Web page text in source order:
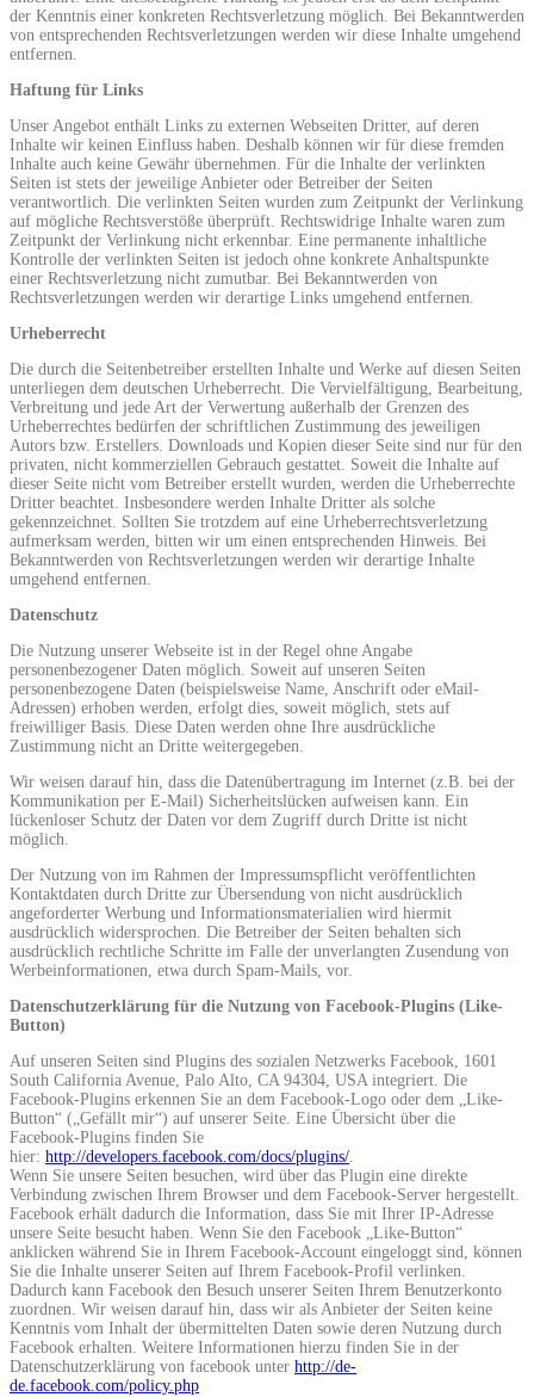
der Kenntnis einer konkreten Rechtsverletzung möglich. Bei Bekanntwerden
von entsprechenden Rechtsverletzungen werden wir diese Inhalte umgehend
entfernen.
Haftung für Links
Unser Angebot enthält Links zu externen Webseiten Dritter, auf deren
Inhalte wir keinen Einfluss haben. Deshalb können wir für diese fremden
Inhalte auch keine Gewähr übernehmen. Für die Inhalte der verlinkten
Seiten ist stets der jeweilige Anbieter oder Betreiber der Seiten
verantwortlich. Die verlinkten Seiten wurden zum Zeitpunkt der Verlinkung
auf mögliche Rechtsverstöße überprüft. Rechtswidrige Inhalte waren zum
Zeitpunkt der Verlinkung nicht erkennbar. Eine permanente inhaltliche
Kontrolle der verlinkten Seiten ist jedoch ohne konkrete Anhaltspunkte
einer Rechtsverletzung nicht zumutbar. Bei Bekanntwerden von
Rechtsverletzungen werden wir derartige Links umgehend entfernen.
Urheberrecht
Die durch die Seitenbetreiber erstellten Inhalte und Werke auf diesen Seiten
unterliegen dem deutschen Urheberrecht. Die Vervielfältigung, Bearbeitung,
Verbreitung und jede Art der Verwertung außerhalb der Grenzen des
Urheberrechtes bedürfen der schriftlichen Zustimmung des jeweiligen
Autors bzw. Erstellers. Downloads und Kopien dieser Seite sind nur für den
privaten, nicht kommerziellen Gebrauch gestattet. Soweit die Inhalte auf
dieser Seite nicht vom Betreiber erstellt wurden, werden die Urheberrechte
Dritter beachtet. Insbesondere werden Inhalte Dritter als solche
gekennzeichnet. Sollten Sie trotzdem auf eine Urheberrechtsverletzung
aufmerksam werden, bitten wir um einen entsprechenden Hinweis. Bei
Bekanntwerden von Rechtsverletzungen werden wir derartige Inhalte
umgehend entfernen.
Datenschutz
Die Nutzung unserer Webseite ist in der Regel ohne Angabe
personenbezogener Daten möglich. Soweit auf unseren Seiten
personenbezogene Daten (beispielsweise Name, Anschrift oder eMail-
Adressen) erhoben werden, erfolgt dies, soweit möglich, stets auf
freiwilliger Basis. Diese Daten werden ohne Ihre ausdrückliche
Zustimmung nicht an Dritte weitergegeben.
Wir weisen darauf hin, dass die Datenübertragung im Internet (z.B. bei der
Kommunikation per E-Mail) Sicherheitslücken aufweisen kann. Ein
lückenloser Schutz der Daten vor dem Zugriff durch Dritte ist nicht
möglich.
Der Nutzung von im Rahmen der Impressumspflicht veröffentlichten
Kontaktdaten durch Dritte zur Übersendung von nicht ausdrücklich
angeforderter Werbung und Informationsmaterialien wird hiermit
ausdrücklich widersprochen. Die Betreiber der Seiten behalten sich
ausdrücklich rechtliche Schritte im Falle der unverlangten Zusendung von
Werbeinformationen, etwa durch Spam-Mails, vor.
Datenschutzerklärung für die Nutzung von Facebook-Plugins (Like-
Button)
Auf unseren Seiten sind Plugins des sozialen Netzwerks Facebook, 1601
South California Avenue, Palo Alto, CA 94304, USA integriert. Die
Facebook-Plugins erkennen Sie an dem Facebook-Logo oder dem „Like-
Button“ („Gefällt mir“) auf unserer Seite. Eine Übersicht über die
Facebook-Plugins finden Sie
hier: http://developers.facebook.com/docs/plugins/.
Wenn Sie unsere Seiten besuchen, wird über das Plugin eine direkte
Verbindung zwischen Ihrem Browser und dem Facebook-Server hergestellt.
Facebook erhält dadurch die Information, dass Sie mit Ihrer IP-Adresse
unsere Seite besucht haben. Wenn Sie den Facebook „Like-Button“
anklicken während Sie in Ihrem Facebook-Account eingeloggt sind, können
Sie die Inhalte unserer Seiten auf Ihrem Facebook-Profil verlinken.
Dadurch kann Facebook den Besuch unserer Seiten Ihrem Benutzerkonto
zuordnen. Wir weisen darauf hin, dass wir als Anbieter der Seiten keine
Kenntnis vom Inhalt der übermittelten Daten sowie deren Nutzung durch
Facebook erhalten. Weitere Informationen hierzu finden Sie in der
Datenschutzerklärung von facebook unter http://de-
de.facebook.com/policy.php